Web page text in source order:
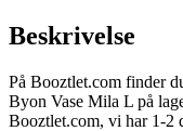
Beskrivelse
På Booztlet.com finder
Byon Vase Mila L på
Booztlet.com, vi har 1-2